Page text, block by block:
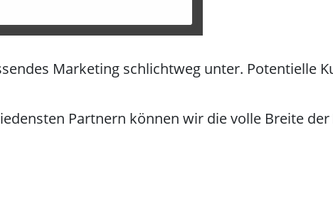
Marketing schlichtweg unter. Potentielle
Partnern können wir die volle Breite